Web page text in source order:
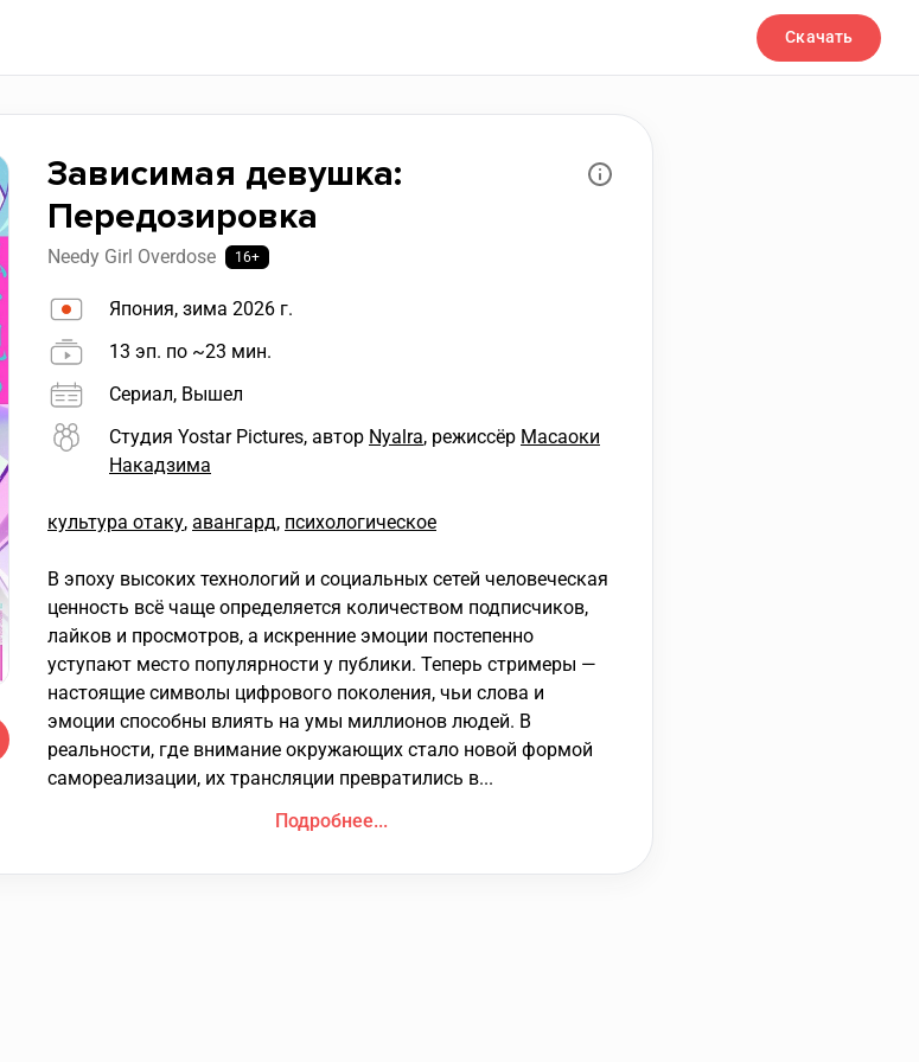
Скачать
Зависимая девушка:
Передозировка
Needy Girl Overdose 16+
Япония, зима 2026 г.
13 эп. по ~23 мин.
Сериал, Вышел
Студия Yostar Pictures, автор Nyalra, режиссёр Масаоки
Накадзима
культура отаку, авангард, психологическое
В эпоху высоких технологий и социальных сетей человеческая
ценность всё чаще определяется количеством подписчиков,
лайков и просмотров, а искренние эмоции постепенно
уступают место популярности у публики. Теперь стримеры —
настоящие символы цифрового поколения, чьи слова и
эмоции способны влиять на умы миллионов людей. В
реальности, где внимание окружающих стало новой формой
самореализации, их трансляции превратились в...
Подробнее...